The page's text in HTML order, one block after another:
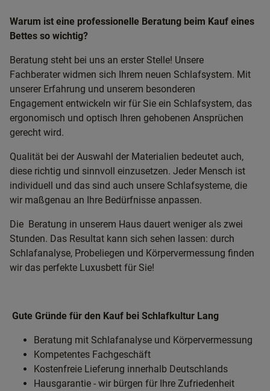
Warum ist eine professionelle Beratung beim Kauf eines
Bettes so wichtig?
Beratung steht bei uns an erster Stelle! Unsere
Fachberater widmen sich Ihrem neuen Schlafsystem. Mit
unserer Erfahrung und unserem besonderen
Engagement entwickeln wir für Sie ein Schlafsystem, das
ergonomisch und optisch Ihren gehobenen Ansprüchen
gerecht wird.
Qualität bei der Auswahl der Materialien bedeutet auch,
diese richtig und sinnvoll einzusetzen. Jeder Mensch ist
individuell und das sind auch unsere Schlafsysteme, die
wir maßgenau an Ihre Bedürfnisse anpassen.
Die Beratung in unserem Haus dauert weniger als zwei
Stunden. Das Resultat kann sich sehen lassen: durch
Schlafanalyse, Probeliegen und Körpervermessung finden
wir das perfekte Luxusbett für Sie!
Gute Gründe für den Kauf bei Schlafkultur Lang
Beratung mit Schlafanalyse und Körpervermessung
Kompetentes Fachgeschäft
Kostenfreie Lieferung innerhalb Deutschlands
Hausgarantie - wir bürgen für Ihre Zufriedenheit